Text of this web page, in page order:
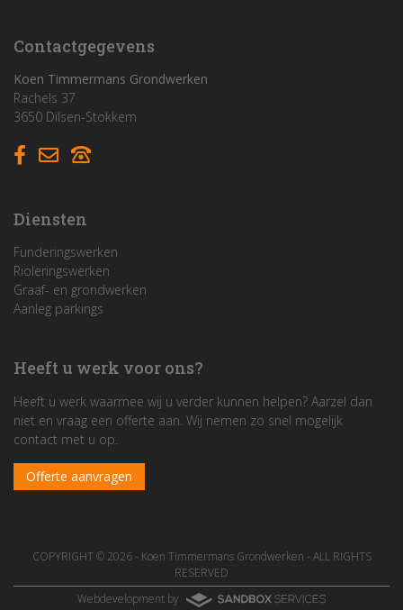
Contactgegevens
Koen Timmermans Grondwerken
Rachels 37
3650 Dilsen-Stokkem
Diensten
Funderingswerken
Rioleringswerken
Graaf- en grondwerken
Aanleg parkings
Heeft u werk voor ons?
Heeft u werk waarmee wij u verder kunnen helpen? Aarzel dan
niet en vraag een offerte aan. Wij nemen zo snel mogelijk
contact met u op.
Offerte aanvragen
COPYRIGHT © 2026 - Koen Timmermans Grondwerken - ALL RIGHTS
RESERVED
Webdevelopment by